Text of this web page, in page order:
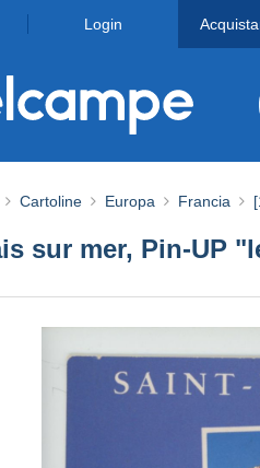
Login
Cartoline Europa Francia
sur mer, Pin-UP